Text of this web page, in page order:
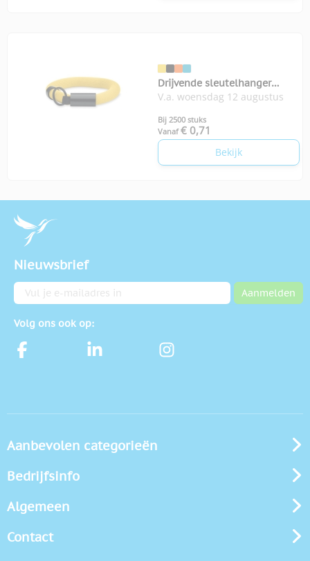
Drijvende sleutelhanger
polsband Polly
V.a. woensdag 12 augustus
Bij 2500 stuks
Vanaf € 0,71
Bekijk
Nieuwsbrief
E-mailadres Aanmelden
Volg ons ook op:
Aanbevolen categorieën
Bedrijfsinfo
Algemeen
Contact